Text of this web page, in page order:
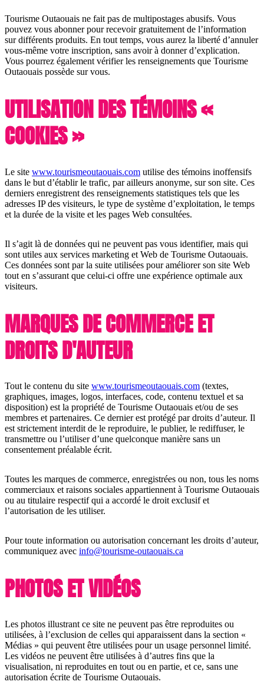
Tourisme Outaouais ne fait pas de multipostages abusifs. Vous
pouvez vous abonner pour recevoir gratuitement de l’information
sur différents produits. En tout temps, vous aurez la liberté d’annuler
vous-même votre inscription, sans avoir à donner d’explication.
Vous pourrez également vérifier les renseignements que Tourisme
Outaouais possède sur vous.
UTILISATION DES TÉMOINS «
COOKIES »
Le site www.tourismeoutaouais.com utilise des témoins inoffensifs
dans le but d’établir le trafic, par ailleurs anonyme, sur son site. Ces
derniers enregistrent des renseignements statistiques tels que les
adresses IP des visiteurs, le type de système d’exploitation, le temps
et la durée de la visite et les pages Web consultées.
Il s’agit là de données qui ne peuvent pas vous identifier, mais qui
sont utiles aux services marketing et Web de Tourisme Outaouais.
Ces données sont par la suite utilisées pour améliorer son site Web
tout en s’assurant que celui-ci offre une expérience optimale aux
visiteurs.
MARQUES DE COMMERCE ET
DROITS D'AUTEUR
Tout le contenu du site www.tourismeoutaouais.com (textes,
graphiques, images, logos, interfaces, code, contenu textuel et sa
disposition) est la propriété de Tourisme Outaouais et/ou de ses
membres et partenaires. Ce dernier est protégé par droits d’auteur. Il
est strictement interdit de le reproduire, le publier, le rediffuser, le
transmettre ou l’utiliser d’une quelconque manière sans un
consentement préalable écrit.
Toutes les marques de commerce, enregistrées ou non, tous les noms
commerciaux et raisons sociales appartiennent à Tourisme Outaouais
ou au titulaire respectif qui a accordé le droit exclusif et
l’autorisation de les utiliser.
Pour toute information ou autorisation concernant les droits d’auteur,
communiquez avec info@tourisme-outaouais.ca
PHOTOS ET VIDÉOS
Les photos illustrant ce site ne peuvent pas être reproduites ou
utilisées, à l’exclusion de celles qui apparaissent dans la section «
Médias » qui peuvent être utilisées pour un usage personnel limité.
Les vidéos ne peuvent être utilisées à d’autres fins que la
visualisation, ni reproduites en tout ou en partie, et ce, sans une
autorisation écrite de Tourisme Outaouais.